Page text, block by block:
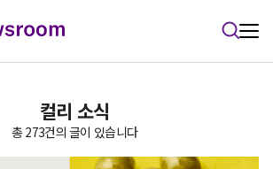
컬리 소식
총 273건의 글이 있습니다